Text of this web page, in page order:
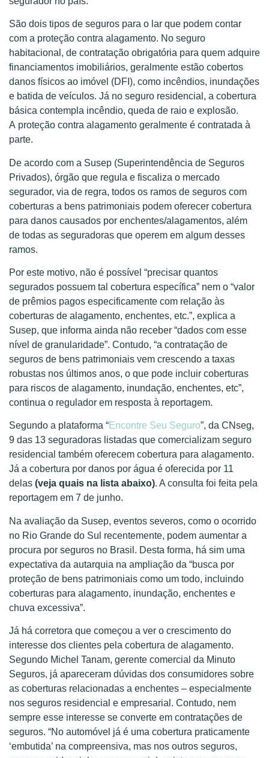
São dois tipos de seguros para o lar que podem contar
com a proteção contra alagamento. No seguro
habitacional, de contratação obrigatória para quem adquire
financiamentos imobiliários, geralmente estão cobertos
danos físicos ao imóvel (DFI), como incêndios, inundações
e batida de veículos. Já no seguro residencial, a cobertura
básica contempla incêndio, queda de raio e explosão.
A proteção contra alagamento geralmente é contratada à
parte.
De acordo com a Susep (Superintendência de Seguros
Privados), órgão que regula e fiscaliza o mercado
segurador, via de regra, todos os ramos de seguros com
coberturas a bens patrimoniais podem oferecer cobertura
para danos causados por enchentes/alagamentos, além
de todas as seguradoras que operem em algum desses
ramos.
Por este motivo, não é possível “precisar quantos
segurados possuem tal cobertura específica” nem o “valor
de prêmios pagos especificamente com relação às
coberturas de alagamento, enchentes, etc.”, explica a
Susep, que informa ainda não receber “dados com esse
nível de granularidade”. Contudo, “a contratação de
seguros de bens patrimoniais vem crescendo a taxas
robustas nos últimos anos, o que pode incluir coberturas
para riscos de alagamento, inundação, enchentes, etc”,
continua o regulador em resposta à reportagem.
Segundo a plataforma “Encontre Seu Seguro”, da CNseg,
9 das 13 seguradoras listadas que comercializam seguro
residencial também oferecem cobertura para alagamento.
Já a cobertura por danos por água é oferecida por 11
delas (veja quais na lista abaixo). A consulta foi feita pela
reportagem em 7 de junho.
Na avaliação da Susep, eventos severos, como o ocorrido
no Rio Grande do Sul recentemente, podem aumentar a
procura por seguros no Brasil. Desta forma, há sim uma
expectativa da autarquia na ampliação da “busca por
proteção de bens patrimoniais como um todo, incluindo
coberturas para alagamento, inundação, enchentes e
chuva excessiva”.
Já há corretora que começou a ver o crescimento do
interesse dos clientes pela cobertura de alagamento.
Segundo Michel Tanam, gerente comercial da Minuto
Seguros, já apareceram dúvidas dos consumidores sobre
as coberturas relacionadas a enchentes – especialmente
nos seguros residencial e empresarial. Contudo, nem
sempre esse interesse se converte em contratações de
seguros. “No automóvel já é uma cobertura praticamente
‘embutida’ na compreensiva, mas nos outros seguros,